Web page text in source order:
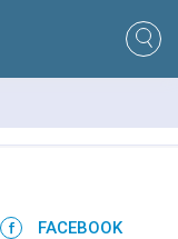
FACEBOOK